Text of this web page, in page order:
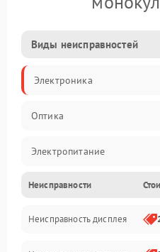
Виды неисправностей
Электроника
Оптика
Электропитание
Видео
ПО
Неисправности
Неисправность дисплея